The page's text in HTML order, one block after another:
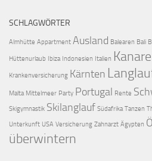
SCHLAGWÖRTER
Almhütte Appartment Ausland Balearen Bali
Hüttenurlaub Ibiza Indonesien Italien
Krankenversicherung Kärnten
Malta Mittelmeer Party Portugal Rente
Skigymnastik Skilanglauf Südafrika Tanzen
Unterkunft USA Versicherung Zahnarzt Ägypten
überwintern